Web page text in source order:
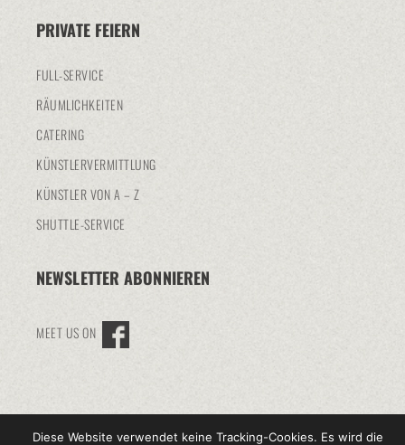
PRIVATE FEIERN
FULL-SERVICE
RÄUMLICHKEITEN
CATERING
KÜNSTLERVERMITTLUNG
KÜNSTLER VON A – Z
SHUTTLE-SERVICE
NEWSLETTER ABONNIEREN
MEET US ON
© 2016 KUBE-EVENTS.DE
Diese Website verwendet keine Tracking-Cookies. Es wird die